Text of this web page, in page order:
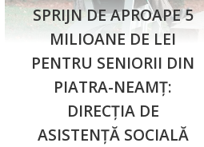
SPRIJN DE APROAPE 5
MILIOANE DE LEI
PENTRU SENIORII DIN
PIATRA-NEAMȚ:
DIRECȚIA DE
ASISTENȚĂ SOCIALĂ